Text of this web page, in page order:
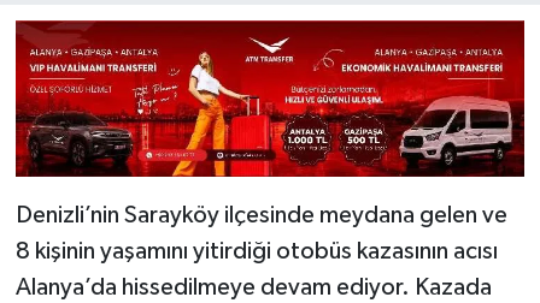
Denizli’nin Sarayköy ilçesinde meydana gelen ve
8 kişinin yaşamını yitirdiği otobüs kazasının acısı
Alanya’da hissedilmeye devam ediyor. Kazada